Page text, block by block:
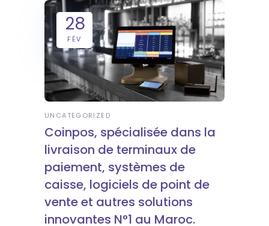
28
FÉV
UNCATEGORIZED
Coinpos, spécialisée dans la
livraison de terminaux de
paiement, systèmes de
caisse, logiciels de point de
vente et autres solutions
innovantes N°1 au Maroc.